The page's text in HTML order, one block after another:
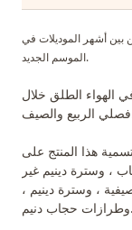
بين أشهر الموديلات في
الموسم الجديد.
الهواء الطلق خلال
هذا المنتج على
، وسترة دينيم غير
، وسترة دينيم ،
وطرازات حجاب دنيم.